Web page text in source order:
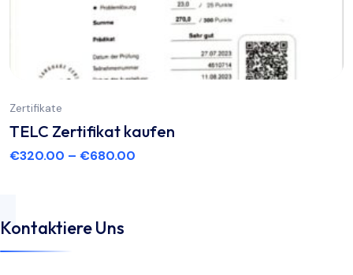
Zertifikate
TELC Zertifikat kaufen
€320.00 – €680.00
Kontaktiere Uns